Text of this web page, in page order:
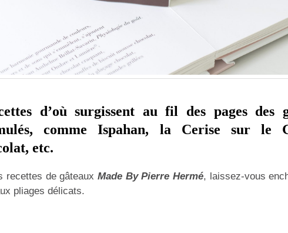
d’où surgissent au fil des pages des
comme Ispahan, la Cerise sur le
etc.
recettes de gâteaux Made By Pierre Hermé, laissez-vous
pliages délicats.